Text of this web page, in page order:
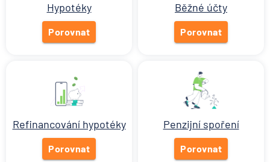
Partners Banka spouští
nákup a prodej bitcoinu
přímo v Partners App
Když rozhoduje stres: nové
triky bankovních podvodníků
6.8.2026 Banka
Hypotéky
Porovnat
Běžné účty
Porovnat
Refinancování hypotéky
Porovnat
Penzijní spoření
Porovnat